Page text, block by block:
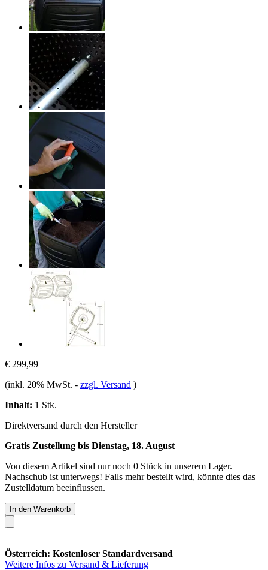
€ 299,99
(inkl. 20% MwSt. - zzgl. Versand )
Inhalt: 1 Stk.
Direktversand durch den Hersteller
Gratis Zustellung bis Dienstag, 18. August
Von diesem Artikel sind nur noch 0 Stück in unserem Lager.
Nachschub ist unterwegs! Falls mehr bestellt wird, könnte dies das
Zustelldatum beeinflussen.
In den Warenkorb
Österreich: Kostenloser Standardversand
Weitere Infos zu Versand & Lieferung